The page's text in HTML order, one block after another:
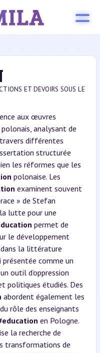
ET DEVOIRS SOUS LE
aux œuvres
analysant de
différentes
structurée
les réformes que les
polonaise. Les
examinent souvent
» de Stefan
lutte pour une
permet de
le développement
la littérature
présentée comme un
outil d’oppression
politiques étudiés. Des
abordent également les
rôle des enseignants
en Pologne.
la recherche de
transformations de